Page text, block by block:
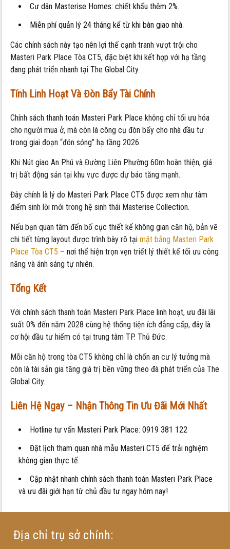
Cư dân Masterise Homes: chiết khấu thêm 2%.
Miễn phí quản lý 24 tháng kể từ khi bàn giao nhà.
Các chính sách này tạo nên lợi thế cạnh tranh vượt trội cho
Masteri Park Place Tòa CT5, đặc biệt khi kết hợp với hạ tầng
đang phát triển nhanh tại The Global City.
Tính Linh Hoạt Và Đòn Bẩy Tài Chính
Chính sách thanh toán Masteri Park Place không chỉ tối ưu hóa
cho người mua ở, mà còn là công cụ đòn bẩy cho nhà đầu tư
trong giai đoạn “đón sóng” hạ tầng 2026.
Khi Nút giao An Phú và Đường Liên Phường 60m hoàn thiện, giá
trị bất động sản tại khu vực được dự báo tăng mạnh.
Đây chính là lý do Masteri Park Place CT5 được xem như tâm
điểm sinh lời mới trong hệ sinh thái Masterise Collection.
Nếu bạn quan tâm đến bố cục thiết kế không gian căn hộ, bản vẽ
chi tiết từng layout được trình bày rõ tạimặt bằng Masteri Park
Place Tòa CT5 – nơi thể hiện trọn vẹn triết lý thiết kế tối ưu công
năng và ánh sáng tự nhiên.
Tổng Kết
Với chính sách thanh toán Masteri Park Place linh hoạt, ưu đãi lãi
suất 0% đến năm 2028 cùng hệ thống tiện ích đẳng cấp, đây là
cơ hội đầu tư hiếm có tại trung tâm TP. Thủ Đức.
Mỗi căn hộ trong tòa CT5 không chỉ là chốn an cư lý tưởng mà
còn là tài sản gia tăng giá trị bền vững theo đà phát triển của The
Global City.
Liên Hệ Ngay – Nhận Thông Tin Ưu Đãi Mới Nhất
Hotline tư vấn Masteri Park Place: 0919 381 122
Đặt lịch tham quan nhà mẫu Masteri CT5 để trải nghiệm
không gian thực tế.
Cập nhật nhanh chính sách thanh toán Masteri Park Place
và ưu đãi giới hạn từ chủ đầu tư ngay hôm nay!
Địa chỉ trụ sở chính: